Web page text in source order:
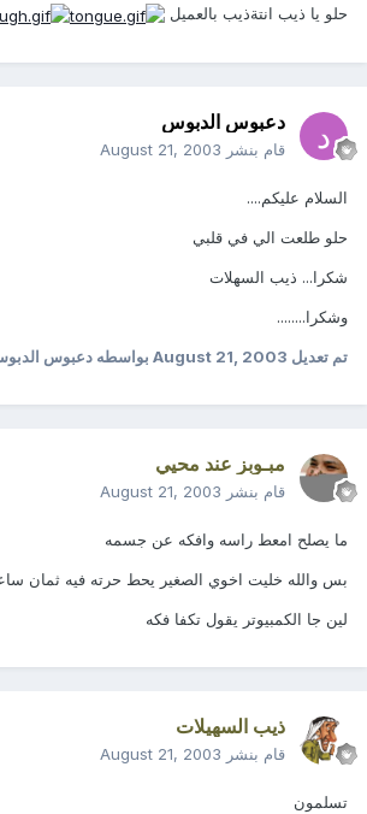
حلو يا ذيب انتةذيب بالعميل
دعبوس الدبوس
قام بنشر August 21, 2003
السلام عليكم....
حلو طلعت الي في قلبي
شكرا... ذيب السهلات
وشكرا........
تم تعديل August 21, 2003بواسطه دعبوس
مبـوبز عند محيي
قام بنشر August 21, 2003
ما يصلح امعط راسه وافكه عن جسمه
بس والله خليت اخوي الصغير يحط حرته فيه ثمان
لين جا الكمبيوتر يقول تكفا فكه
ذيب السهيلات
قام بنشر August 21, 2003
تسلمون